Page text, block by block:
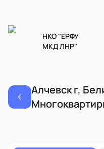
НКО "ЕРФУ
МКД ЛНР"
Алчевск г,